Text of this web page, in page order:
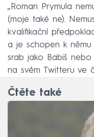
„Roman Prymula
(moje také ne).
kvalifikační
a je schopen k
srab jako Babiš nebo
na svém Twitteru ve
Čtěte také